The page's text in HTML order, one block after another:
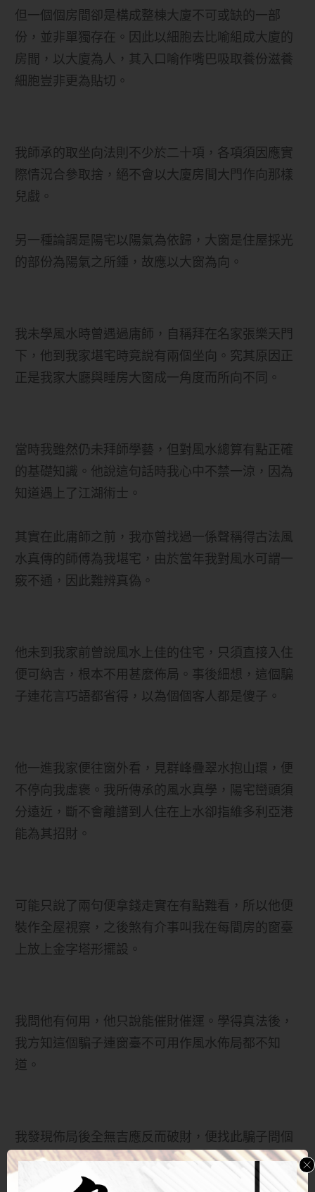
但一個個房間卻是構成整棟大廈不可或缺的一部
份，並非單獨存在。因此以細胞去比喻組成大廈的
房間，以大廈為人，其入口喻作嘴巴吸取養份滋養
細胞豈非更為貼切。
我師承的取坐向法則不少於二十項，各項須因應實
際情況合參取捨，絕不會以大廈房間大門作向那樣
兒戲。
另一種論調是陽宅以陽氣為依歸，大窗是住屋採光
的部份為陽氣之所鍾，故應以大窗為向。
我未學風水時曾遇過庸師，自稱拜在名家張樂天門
下，他到我家堪宅時竟說有兩個坐向。究其原因正
正是我家大廳與睡房大窗成一角度而所向不同。
當時我雖然仍未拜師學藝，但對風水總算有點正確
的基礎知識。他說這句話時我心中不禁一涼，因為
知道遇上了江湖術士。
其實在此庸師之前，我亦曾找過一係聲稱得古法風
水真傳的師傅為我堪宅，由於當年我對風水可謂一
竅不通，因此難辨真偽。
他未到我家前曾說風水上佳的住宅，只須直接入住
便可納吉，根本不用甚麼佈局。事後細想，這個騙
子連花言巧語都省得，以為個個客人都是傻子。
他一進我家便往窗外看，見群峰疊翠水抱山環，便
不停向我虛褒。我所傳承的風水真學，陽宅巒頭須
分遠近，斷不會離譜到人住在上水卻指維多利亞港
能為其招財。
可能只說了兩句便拿錢走實在有點難看，所以他便
裝作全屋視察，之後煞有介事叫我在每間房的窗臺
上放上金字塔形擺設。
我問他有何用，他只說能催財催運。學得真法後，
我方知這個騙子連窗臺不可用作風水佈局都不知
道。
我發現佈局後全無吉應反而破財，便找此騙子問個
究竟。他一味耍無賴，不是強說已經有效，就是說
風水不能保證這個那個，厚顏無恥得無以復加。